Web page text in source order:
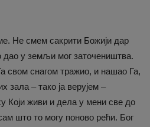
Не смем сакрити Божији дар
дао у земљи мог заточеништва.
свом снагом тражио, и нашао Га,
зала – тако ја верујем –
Који живи и дела у мени све до
што то могу поново рећи. Бог